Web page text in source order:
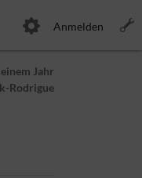
Anmelden
Jahr
Rodrigue